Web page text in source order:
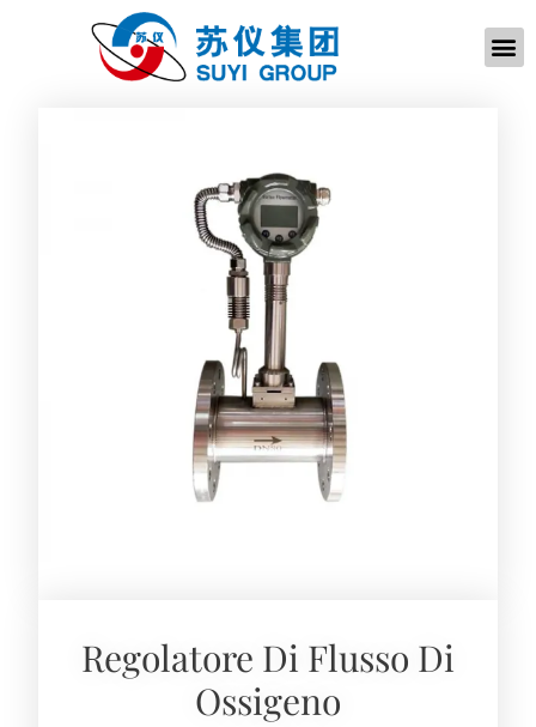
Regolatore Di Flusso Di
Ossigeno